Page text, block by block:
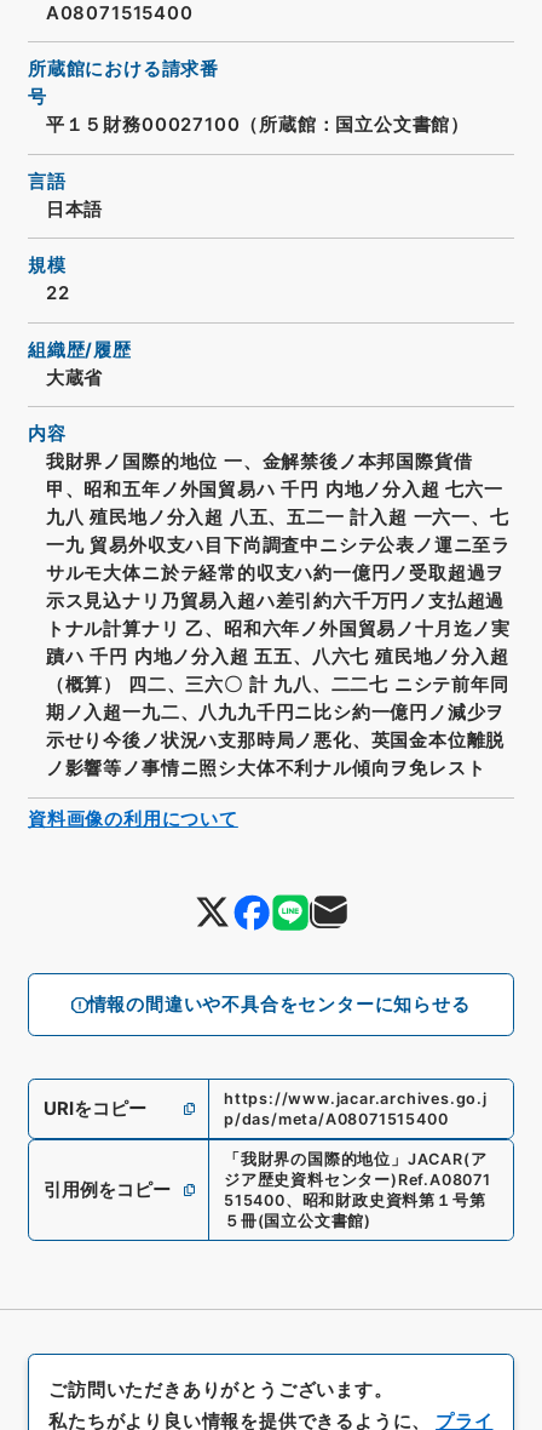
情報の間違いや不具合をセンターに知らせる
A08071515400
所蔵館における請求番
号
平１５財務00027100（所蔵館：国立公文書館）
言語
日本語
規模
22
組織歴/履歴
大蔵省
内容
我財界ノ国際的地位 一、金解禁後ノ本邦国際貨借
甲、昭和五年ノ外国貿易ハ 千円 内地ノ分入超 七六一
九八 殖民地ノ分入超 八五、五二一 計入超 一六一、七
一九 貿易外収支ハ目下尚調査中ニシテ公表ノ運ニ至ラ
サルモ大体ニ於テ経常的収支ハ約一億円ノ受取超過ヲ
示ス見込ナリ乃貿易入超ハ差引約六千万円ノ支払超過
トナル計算ナリ 乙、昭和六年ノ外国貿易ノ十月迄ノ実
蹟ハ 千円 内地ノ分入超 五五、八六七 殖民地ノ分入超
（概算） 四二、三六〇 計 九八、二二七 ニシテ前年同
期ノ入超一九二、八九九千円ニ比シ約一億円ノ減少ヲ
示せり今後ノ状況ハ支那時局ノ悪化、英国金本位離脱
ノ影響等ノ事情ニ照シ大体不利ナル傾向ヲ免レスト
URIをコピー
https://www.jacar.archives.go.j
p/das/meta/A08071515400
引用例をコピー
「 我財界の国際的地位 」 JACAR(ア
ジア歴史資料センター) Ref.A08071
515400、 昭和財政史資料第１号第
５冊(国立公文書館)
資料画像の利用について
ご訪問いただきありがとうございます。
私たちがより良い情報を提供できるように、 プライ